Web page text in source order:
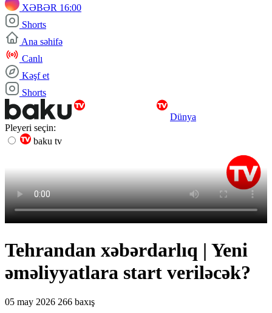
XƏBƏR 16:00
Shorts
Ana səhifə
Canlı
Kəşf et
Shorts
Dünya
Pleyeri seçin:
baku tv
Tehrandan xəbərdarlıq | Yeni
əməliyyatlara start veriləcək?
05 may 2026 266 baxış